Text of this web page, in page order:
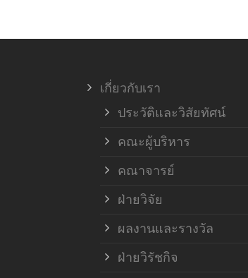
เกี่ยวกับเรา
ประวัติและวิสัยทัศน์
คณะผู้บริหาร
คณาจารย์
ฝ่ายวิจัย
ผลงานและรางวัล
ฝ่ายวิรัชกิจ